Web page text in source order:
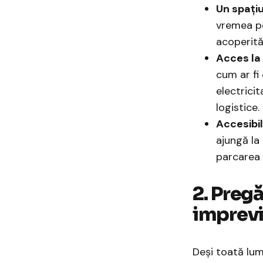
Un
vremea
Acces
cum ar fi
logistice.
ajungă
parcarea
2.
Deși toată